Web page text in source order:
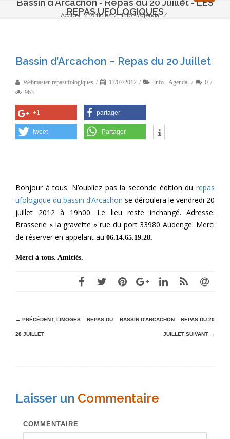
REPAS UFOLOGIQUES
Accueil / Articles / |info - Agenda| /
Bassin d’Arcachon – Repas du 20 Juillet
Webmaster-repasufologiques 17/07/2012 |info - Agenda|
0
963
+1 partager
tweet Partager
Bonjour à tous. N’oubliez pas la seconde édition du repas
ufologique du bassin d’Arcachon se déroulera le vendredi 20
juillet 2012 à 19h00. Le lieu reste inchangé. Adresse:
Brasserie « la gravette » rue du port 33980 Audenge. Merci
de réserver en appelant au 06.14.65.19.28.
Merci à tous. Amitiés.
N
a
a
← PRÉCÉDENT; LIMOGES – REPAS DU
28 JUILLET
BASSIN D'ARCACHON – REPAS DU 20
JUILLET SUIVANT →
Laisser un Commentaire
COMMENTAIRE